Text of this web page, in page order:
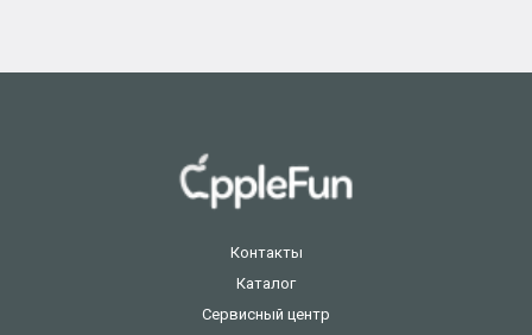
Контакты
Каталог
Сервисный центр